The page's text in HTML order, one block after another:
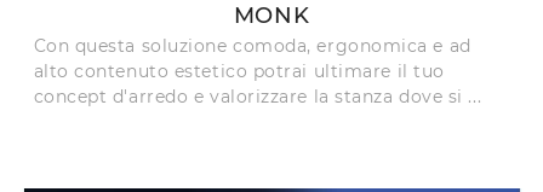
MONK
Con questa soluzione comoda, ergonomica e ad
alto contenuto estetico potrai ultimare il tuo
concept d'arredo e valorizzare la stanza dove si ...